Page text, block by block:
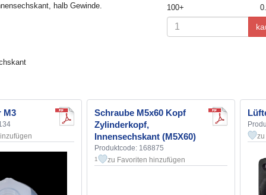
halb Gewinde.
100+
М3
Schraube M5x60 Kopf
Zylinderkopf,
Innensechskant (M5X60)
Produktcode: 168875
1 zu Favoriten hinzufügen
zu